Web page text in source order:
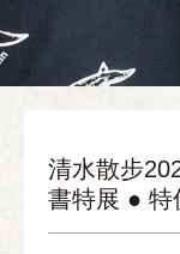
清水散步
書特展 ● 特